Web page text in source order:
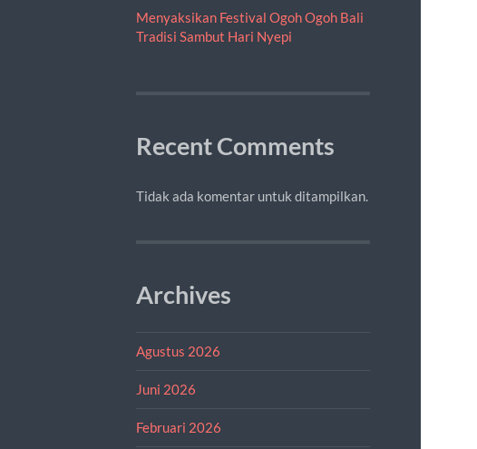
Menyaksikan Festival Ogoh Ogoh Bali
Tradisi Sambut Hari Nyepi
Recent Comments
Tidak ada komentar untuk ditampilkan.
Archives
Agustus 2026
Juni 2026
Februari 2026